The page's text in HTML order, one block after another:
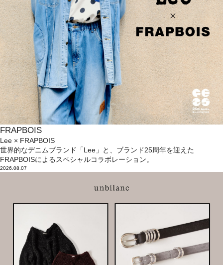
FRAPBOIS
Lee × FRAPBOIS
世界的なデニムブランド「Lee」と、ブランド25周年を迎えた
FRAPBOISによるスペシャルコラボレーション。
2026.08.07